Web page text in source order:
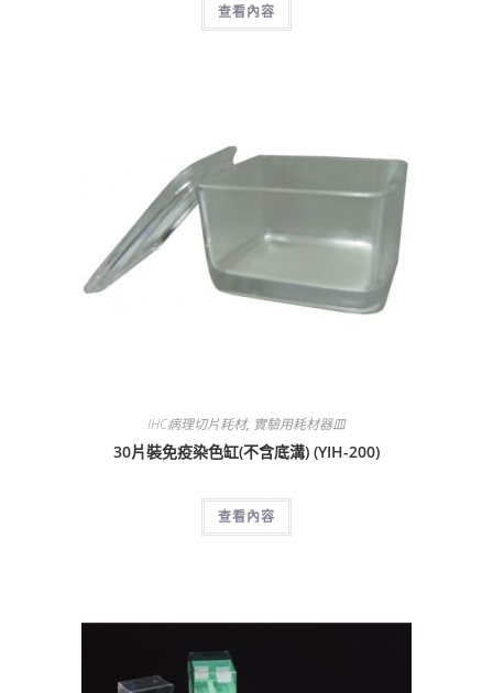
查看內容
IHC病理切片耗材, 實驗用耗材器皿
30片裝免疫染色缸(不含底溝) (YIH-200)
查看內容